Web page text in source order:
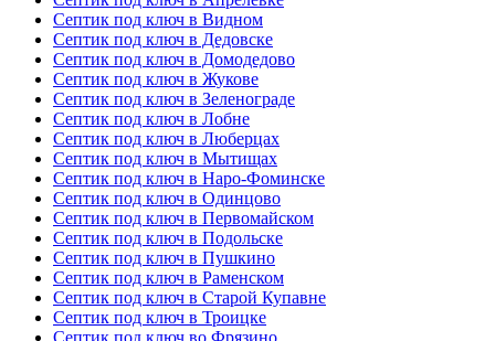
Септик под ключ в Видном
Септик под ключ в Дедовске
Септик под ключ в Домодедово
Септик под ключ в Жукове
Септик под ключ в Зеленограде
Септик под ключ в Лобне
Септик под ключ в Люберцах
Септик под ключ в Мытищах
Септик под ключ в Наро-Фоминске
Септик под ключ в Одинцово
Септик под ключ в Первомайском
Септик под ключ в Подольске
Септик под ключ в Пушкино
Септик под ключ в Раменском
Септик под ключ в Старой Купавне
Септик под ключ в Троицке